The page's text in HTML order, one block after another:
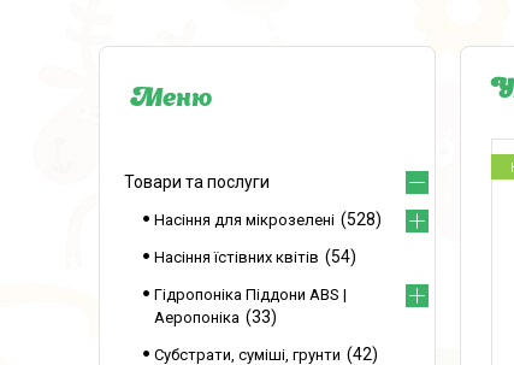
Товари та послуги
Насіння для мікрозелені 528
Насіння їстівних квітів 54
Гідропоніка Піддони ABS |
Аеропоніка
33
Субстрати, суміші, грунти 42